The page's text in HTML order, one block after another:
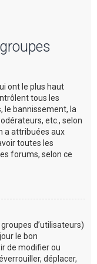
ont le plus haut
tous les
le bannissement, la
etc., selon
a attribuées aux
toutes les
forums, selon ce
d’utilisateurs)
le bon
de modifier ou
déplacer,